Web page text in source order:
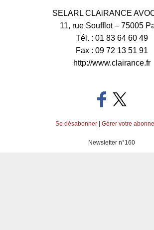
SELARL CLAiRANCE
11, rue Soufflot – 75005
Tél. : 01 83 64 60 49
Fax : 09 72 13 51 91
http://www.clairance.fr
Se désabonner Gérer votre
Newsletter n°160